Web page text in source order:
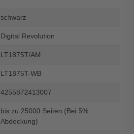
schwarz
Digital Revolution
LT1875T/AM
LT1875T-WB
4255872413007
bis zu 25000 Seiten (Bei 5%
Abdeckung)